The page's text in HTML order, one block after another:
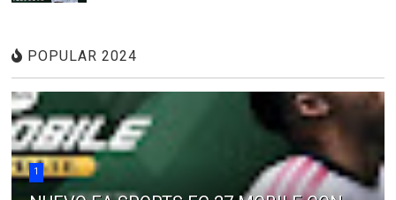
POPULAR 2024
1